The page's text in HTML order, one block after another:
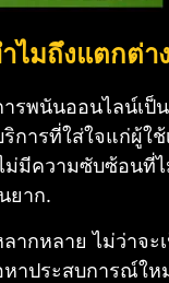
ไมถึงแตกต่า
รพนันออนไลน์เป็
การที่ใส่ใจแก่ผู้ใ
ม่มีความซับซ้อนที่
ยาก.
ากหลาย ไม่ว่าจ
หาประสบการณ์ให